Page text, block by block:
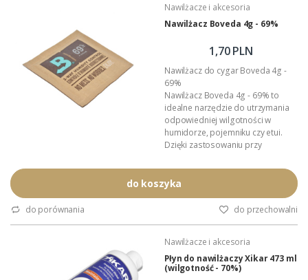
tolerancją 1%.
Wielkość: 70mm x 60mm x 2mm.
Nawilżacze i akcesoria
Nawilżacz Boveda 4g - 69%
1,70 PLN
Nawilżacz do cygar Boveda 4g -
69%
Nawilżacz Boveda 4g - 69% to
idealne narzędzie do utrzymania
odpowiedniej wilgotności w
humidorze, pojemniku czy etui.
Dzięki zastosowaniu przy
naturalnych surowców cygara nie
chwytają obcych smaków i
pochłania i oddaje do otoczenia
nawilżacz Boveda utrzymuje
zadaną wilgotność z tolerancją
1%.
do koszyka
do porównania do przechowalni
Nawilżacze i akcesoria
Płyn do nawilżaczy Xikar 473 ml
(wilgotność - 70%)